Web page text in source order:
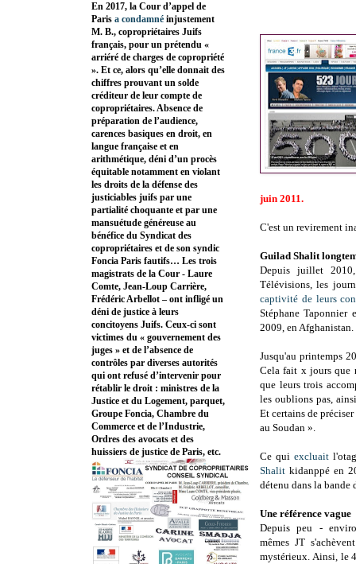
juin 2011.
C'est un revirement
Guilad Shalit
Depuis juillet
Télévisions, les
captivité de leurs
Stéphane Taponnier
2009, en Afghanistan.
Jusqu'au printemps
Cela fait x jours que
que leurs trois
les oublions pas,
Et certains de
au Soudan ».
Ce qui excluait
Shalit kidanppé en
détenu dans la bande
Une référence vague
Depuis peu -
mêmes JT
mystérieux. Ainsi, le
En 2017, la Cour d’appel de
Paris a condamné injustement
M. B., copropriétaires Juifs
français, pour un prétendu «
arriéré de charges de copropriété
». Et ce, alors qu’elle donnait des
chiffres prouvant un solde
créditeur de leur compte de
copropriétaires. Absence de
préparation de l’audience,
carences basiques en droit, en
langue française et en
arithmétique, déni d’un procès
équitable notamment en violant
les droits de la défense des
justiciables juifs par une
partialité choquante et par une
mansuétude généreuse au
bénéfice du Syndicat des
copropriétaires et de son syndic
Foncia Paris fautifs… Les trois
magistrats de la Cour - Laure
Comte, Jean-Loup Carrière,
Frédéric Arbellot – ont infligé un
déni de justice à leurs
concitoyens Juifs. Ceux-ci sont
victimes du « gouvernement des
juges » et de l’absence de
contrôles par diverses autorités
qui ont refusé d’intervenir pour
rétablir le droit : ministres de la
Justice et du Logement, parquet,
Groupe Foncia, Chambre du
Commerce et de l’Industrie,
Ordres des avocats et des
huissiers de justice de Paris, etc.